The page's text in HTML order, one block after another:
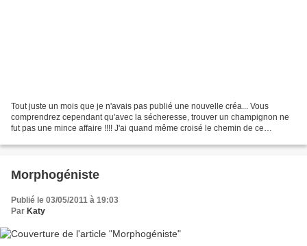
Tout juste un mois que je n'avais pas publié une nouvelle créa... Vous
comprendrez cependant qu'avec la sécheresse, trouver un champignon ne
fut pas une mince affaire !!!! J'ai quand même croisé le chemin de ce
Morphogéniste
Publié le 03/05/2011 à 19:03
Par Katy